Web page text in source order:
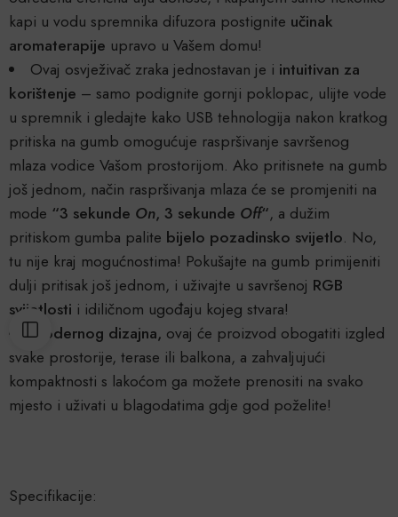
kapi u vodu spremnika difuzora postignite učinak
aromaterapije upravo u Vašem domu!
Ovaj osvježivač zraka jednostavan je i intuitivan za
korištenje – samo podignite gornji poklopac, ulijte vode
u spremnik i gledajte kako USB tehnologija nakon kratkog
pritiska na gumb omogućuje raspršivanje savršenog
mlaza vodice Vašom prostorijom. Ako pritisnete na gumb
još jednom, način raspršivanja mlaza će se promjeniti na
mode “3 sekunde On, 3 sekunde Off“, a dužim
pritiskom gumba palite bijelo pozadinsko svijetlo. No,
tu nije kraj mogućnostima! Pokušajte na gumb primijeniti
dulji pritisak još jednom, i uživajte u savršenoj RGB
svijetlosti i idiličnom ugođaju kojeg stvara!
Modernog dizajna, ovaj će proizvod obogatiti izgled
svake prostorije, terase ili balkona, a zahvaljujući
kompaktnosti s lakoćom ga možete prenositi na svako
mjesto i uživati u blagodatima gdje god poželite!
Specifikacije: